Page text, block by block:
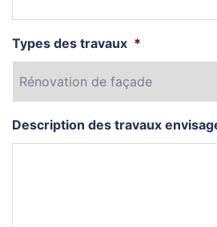
Types des travaux *
Description des travaux